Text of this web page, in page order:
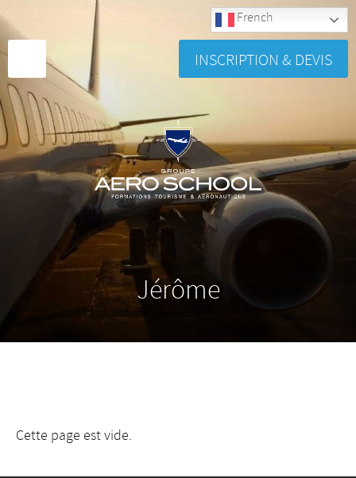
INSCRIPTION & DEVIS
Jérôme
Cette page est vide.
French